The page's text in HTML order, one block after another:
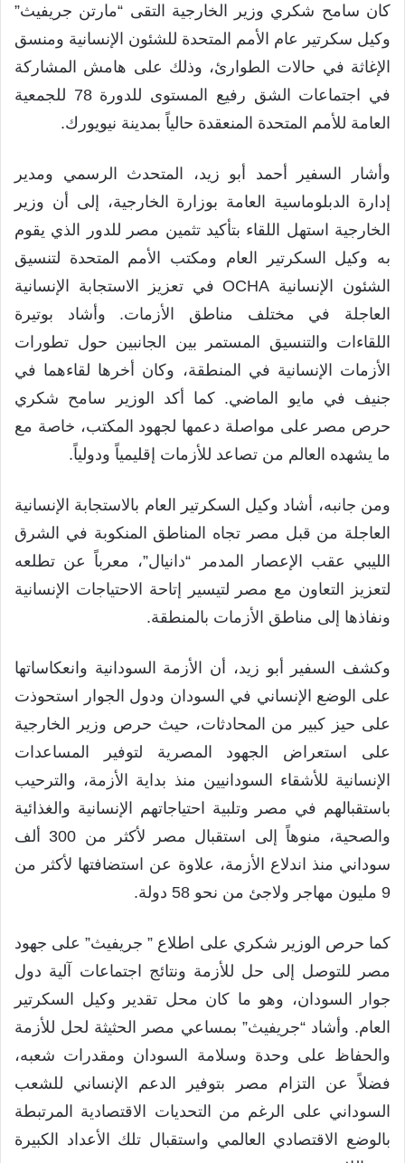
كان سامح شكري وزير الخارجية التقى “مارتن جريفيث”
وكيل سكرتير عام الأمم المتحدة للشئون الإنسانية ومنسق
الإغاثة في حالات الطوارئ، وذلك على هامش المشاركة
في اجتماعات الشق رفيع المستوى للدورة 78 للجمعية
العامة للأمم المتحدة المنعقدة حالياً بمدينة نيويورك.
وأشار السفير أحمد أبو زيد، المتحدث الرسمي ومدير
إدارة الدبلوماسية العامة بوزارة الخارجية، إلى أن وزير
الخارجية استهل اللقاء بتأكيد تثمين مصر للدور الذي يقوم
به وكيل السكرتير العام ومكتب الأمم المتحدة لتنسيق
الشئون الإنسانية OCHA في تعزيز الاستجابة الإنسانية
العاجلة في مختلف مناطق الأزمات. وأشاد بوتيرة
اللقاءات والتنسيق المستمر بين الجانبين حول تطورات
الأزمات الإنسانية في المنطقة، وكان أخرها لقاءهما في
جنيف في مايو الماضي. كما أكد الوزير سامح شكري
حرص مصر على مواصلة دعمها لجهود المكتب، خاصة مع
ما يشهده العالم من تصاعد للأزمات إقليمياً ودولياً.
ومن جانبه، أشاد وكيل السكرتير العام بالاستجابة الإنسانية
العاجلة من قبل مصر تجاه المناطق المنكوبة في الشرق
الليبي عقب الإعصار المدمر “دانيال”، معرباً عن تطلعه
لتعزيز التعاون مع مصر لتيسير إتاحة الاحتياجات الإنسانية
ونفاذها إلى مناطق الأزمات بالمنطقة.
وكشف السفير أبو زيد، أن الأزمة السودانية وانعكاساتها
على الوضع الإنساني في السودان ودول الجوار استحوذت
على حيز كبير من المحادثات، حيث حرص وزير الخارجية
على استعراض الجهود المصرية لتوفير المساعدات
الإنسانية للأشقاء السودانيين منذ بداية الأزمة، والترحيب
باستقبالهم في مصر وتلبية احتياجاتهم الإنسانية والغذائية
والصحية، منوهاً إلى استقبال مصر لأكثر من 300 ألف
سوداني منذ اندلاع الأزمة، علاوة عن استضافتها لأكثر من
9 مليون مهاجر ولاجئ من نحو 58 دولة.
كما حرص الوزير شكري على اطلاع ” جريفيث” على جهود
مصر للتوصل إلى حل للأزمة ونتائج اجتماعات آلية دول
جوار السودان، وهو ما كان محل تقدير وكيل السكرتير
العام. وأشاد “جريفيث” بمساعي مصر الحثيثة لحل للأزمة
والحفاظ على وحدة وسلامة السودان ومقدرات شعبه،
فضلاً عن التزام مصر بتوفير الدعم الإنساني للشعب
السوداني على الرغم من التحديات الاقتصادية المرتبطة
بالوضع الاقتصادي العالمي واستقبال تلك الأعداد الكبيرة